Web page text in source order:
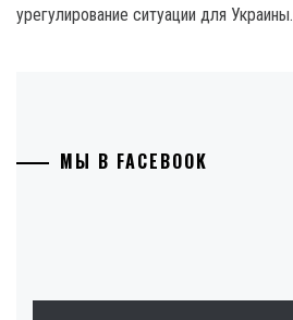
урегулирование ситуации для Украины.
МЫ В FACEBOOK